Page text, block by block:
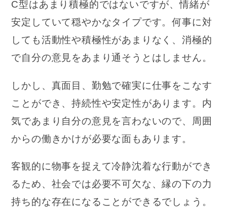
C型はあまり積極的ではないですが、情緒が
安定していて穏やかなタイプです。何事に対
しても活動性や積極性があまりなく、消極的
で自分の意見をあまり通そうとはしません。
しかし、真面目、勤勉で確実に仕事をこなす
ことができ、持続性や安定性があります。内
気であまり自分の意見を言わないので、周囲
からの働きかけが必要な面もあります。
客観的に物事を捉えて冷静沈着な行動ができ
るため、社会では必要不可欠な、縁の下の力
持ち的な存在になることができるでしょう。